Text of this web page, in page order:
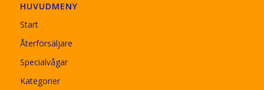
HUVUDMENY
Start
Återförsäljare
Specialvågar
Kategorier